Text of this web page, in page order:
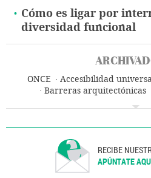
Cómo es ligar por
diversidad funcional
ONCE Accesibilidad
Barreras arquitectónicas
RECIBE
APÚNTATE